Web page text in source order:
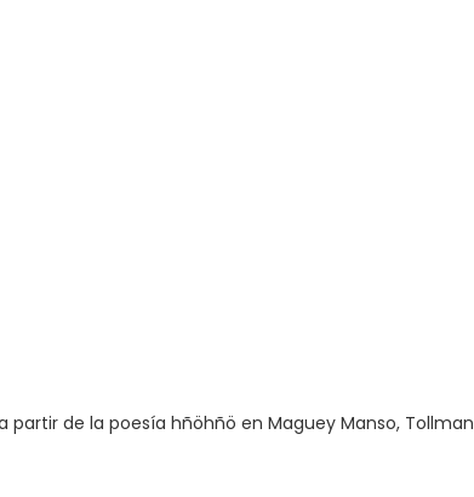
de la poesía hñöhñö en Maguey Manso, Tollman